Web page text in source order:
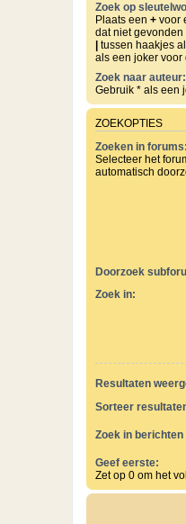
Zoek op
Plaats een + voor
dat niet
tussen haakjes
als een joker
Zoek naar auteur:
Gebruik * als een
ZOEKOPTIES
Zoeken in forums:
Selecteer het
automatisch
Doorzoek
Zoek in:
Resultaten
Sorteer
Zoek in
Geef eerste:
Zet op 0 om het